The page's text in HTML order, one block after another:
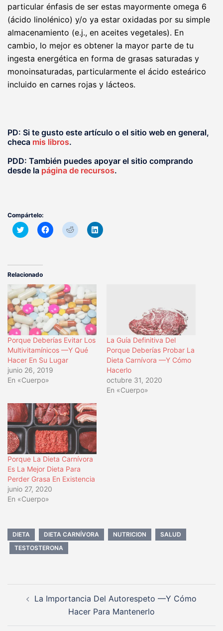
particular énfasis de ser estas mayormente omega 6
(ácido linolénico) y/o ya estar oxidadas por su simple
almacenamiento (e.j., en aceites vegetales). En
cambio, lo mejor es obtener la mayor parte de tu
ingesta energética en forma de grasas saturadas y
monoinsaturadas, particularmente el ácido esteárico
incluido en carnes rojas y lácteos.
PD: Si te gusto este artículo o el sitio web en general,
checa mis libros.
PDD: También puedes apoyar el sitio comprando
desde la página de recursos.
Compártelo:
Haz
clic
(Se
abre
una
ventana
nueva)
Haz
clic
una
ventana
nueva)
Haz
clic
una
ventana
nueva)
Haz
clic
Relacionado
Porque Deberías Evitar Los
Multivitamínicos —Y Qué
Hacer En Su Lugar
junio 26, 2019
En «Cuerpo»
La Guía Definitiva Del
Porque Deberías Probar La
Dieta Carnívora —Y Cómo
Hacerlo
octubre 31, 2020
En «Cuerpo»
Porque La Dieta Carnívora
Es La Mejor Dieta Para
Perder Grasa En Existencia
junio 27, 2020
En «Cuerpo»
DIETA DIETA CARNÍVORA NUTRICION
SALUD
TESTOSTERONA
La Importancia Del Autorespeto —Y Cómo
Hacer Para Mantenerlo